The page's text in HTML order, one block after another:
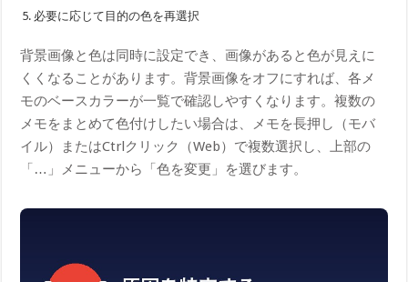
必要に応じて目的の色を再選択
背景画像と色は同時に設定でき、画像があると色が見えに
くくなることがあります。背景画像をオフにすれば、各メ
モのベースカラーが一覧で確認しやすくなります。複数の
メモをまとめて色付けしたい場合は、メモを長押し（モバ
イル）またはCtrlクリック（Web）で複数選択し、上部の
「…」メニューから「色を変更」を選びます。